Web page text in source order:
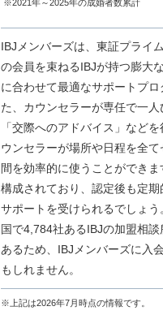
※2021年～2025年の成婚者数累計
IBJメンバーズは、東証プライ
の会員を束ねるIBJが持つ膨大
に合わせて最適なサポートプ
た、カウンセラーが専任で一
「交際へのアドバイス」など
ウンセラーが場所や日程を全
間を効率的に使うことができ
構成されており、認定後も定
サポートを受けられるでしょ
国で4,784社あるIBJの加盟相
あるため、IBJメンバーズに入
もしれません。
※上記は2026年7月時点の情報です。